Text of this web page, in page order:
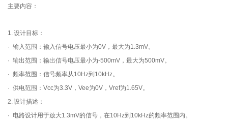
主要内容：
1. 设计目标：
· 输入范围：输入信号电压最小为0V，最大为1.3mV。
· 输出范围：输出信号电压最小为-500mV，最大为500mV。
· 频率范围：信号频率从10Hz到10kHz。
· 供电范围：Vcc为3.3V，Vee为0V，Vref为1.65V。
2. 设计描述：
· 电路设计用于放大1.3mV的信号，在10Hz到10kHz的频率范围内。